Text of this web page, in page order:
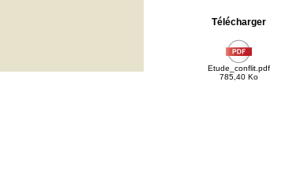
Télécharger
Etude_conflit.pdf
785,40 Ko